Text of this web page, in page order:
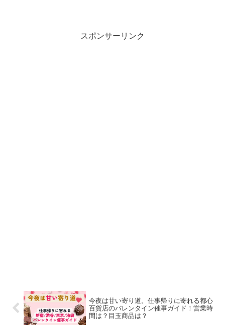
スポンサーリンク
今夜は甘い寄り道。仕事帰りに寄れる都心
百貨店のバレンタイン催事ガイド！営業時
間は？目玉商品は？